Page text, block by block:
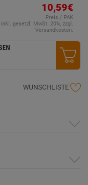
10,59€
Preis / PAK
inkl. gesetzl. MwSt. 20%, zzgl.
Versandkosten.
WUNSCHLISTE